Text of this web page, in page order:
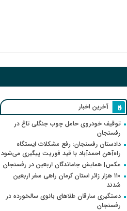
آخرین اخبار
توقیف خودروی حامل چوب جنگلی تاغ در
رفسنجان
دادستان رفسنجان: رفع مشکلات ایستگاه
راه‌آهن احمدآباد با قید فوریت پیگیری می‌شود
عکس| همایش جاماندگان اربعین در رفسنجان
۱۱۰ هزار زائر استان کرمان راهی سفر اربعین
شدند
دستگیری سارقان طلاهای بانوی سالخورده در
رفسنجان